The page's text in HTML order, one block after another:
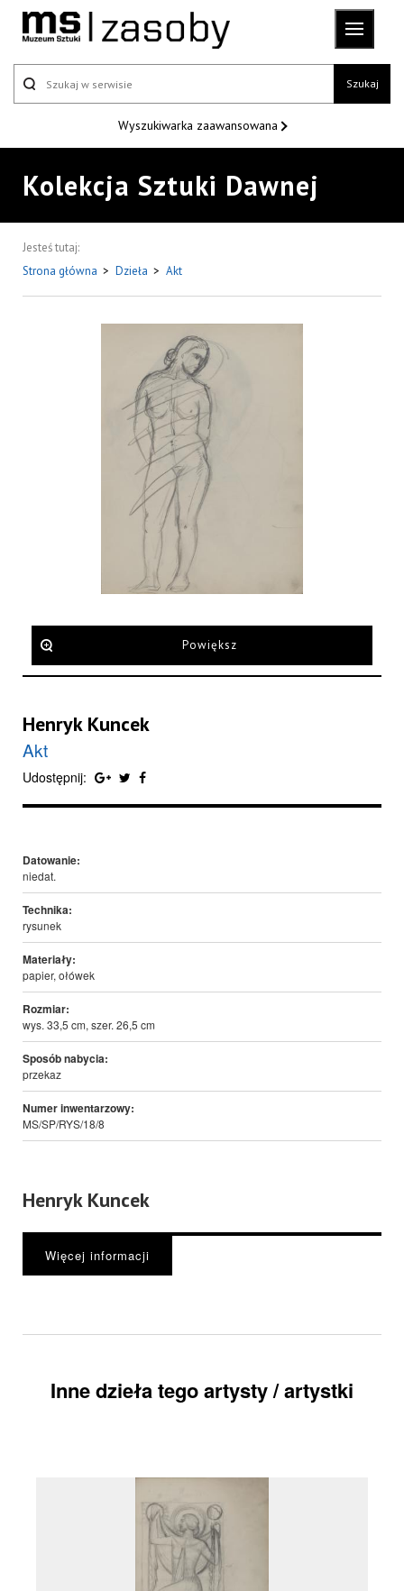
Szukaj
Wyszukiwarka zaawansowana
Kolekcja Sztuki Dawnej
Jesteś tutaj:
Strona główna > Dzieła > Akt
Powiększ
Henryk Kuncek
Akt
Udostępnij:
Datowanie:
niedat.
Technika:
rysunek
Materiały:
papier, ołówek
Rozmiar:
wys. 33,5 cm, szer. 26,5 cm
Sposób nabycia:
przekaz
Numer inwentarzowy:
MS/SP/RYS/18/8
Henryk Kuncek
Więcej informacji
Inne dzieła tego artysty / artystki